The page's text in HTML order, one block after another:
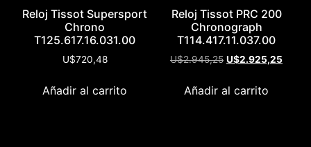
Reloj Tissot Supersport
Chrono
T125.617.16.031.00
U$720,48
Añadir al carrito
Reloj Tissot PRC 200
Chronograph
T114.417.11.037.00
U$2.945,25 U$2.925,25
Añadir al carrito